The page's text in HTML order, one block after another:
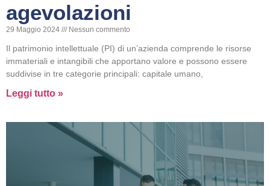
agevolazioni
29 Maggio 2024 Nessun commento
Il patrimonio intellettuale (PI) di un’azienda comprende le risorse
immateriali e intangibili che apportano valore e possono essere
suddivise in tre categorie principali: capitale umano,
Leggi tutto »